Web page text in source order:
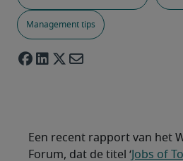
Management tips
Een recent rapport van het
Forum, dat de titel ‘ Jobs of